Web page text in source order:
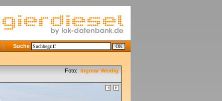
Suche
Foto: Ingmar Weidig